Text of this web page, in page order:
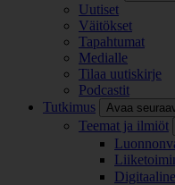
Uutiset
Väitökset
Tapahtumat
Medialle
Tilaa uutiskirje
Podcastit
Tutkimus
Avaa
Teemat ja ilmiöt